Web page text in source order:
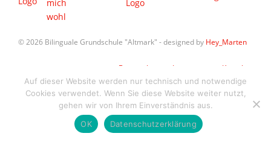
© 2026 Bilinguale Grundschule "Altmark" - designed by Hey_Marten
Datenschutz Impressum Kontakt
Auf dieser Website werden nur technisch und notwendige
Cookies verwendet. Wenn Sie diese Website weiter nutzt,
gehen wir von Ihrem Einverständnis aus.
OK
Datenschutzerklärung